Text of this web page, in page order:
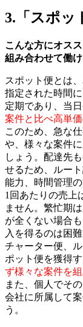
3.「スポッ
こんな方にオス
組み合わせて働
スポット便とは
指定された時間
定期であり、当
案件と比べ高単
このため、急な
や、様々な案件
しょう。配達先
せるため、ルー
能力、時間管理
1回あたりの売上
ません。繁忙期
が全くない場合
入を得るのは困
チャーター便、
ポット便を獲得
ず様々な案件を
また、個人でそ
会社に所属して
う。